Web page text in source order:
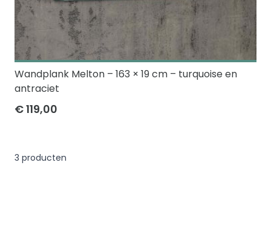
Wandplank Melton – 163 × 19 cm – turquoise en
antraciet
€ 119,00
3 producten